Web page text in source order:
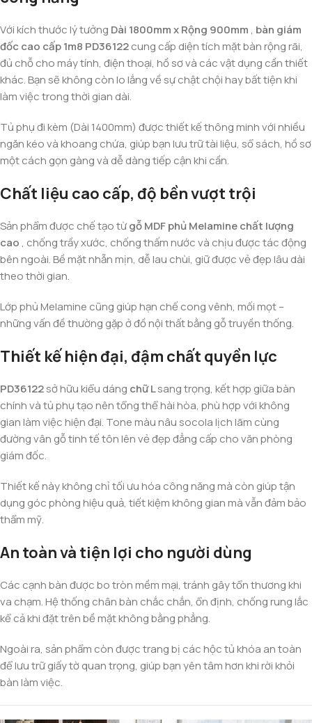
Với kích thước lý tưởng Dài 1800mm x Rộng 900mm, bàn giám
đốc cao cấp 1m8 PD36122cung cấp diện tích mặt bàn rộng rãi,
đủ chỗ cho máy tính, điện thoại, hồ sơ và các vật dụng cần thiết
khác. Bạn sẽ không còn lo lắng về sự chật chội hay bất tiện khi
làm việc trong thời gian dài.
Tủ phụ đi kèm (Dài 1400mm) được thiết kế thông minh với nhiều
ngăn kéo và khoang chứa, giúp bạn lưu trữ tài liệu, sổ sách, hồ sơ
một cách gọn gàng và dễ dàng tiếp cận khi cần.
Chất liệu cao cấp, độ bền vượt trội
Sản phẩm được chế tạo từgỗ MDF phủ Melamine chất lượng
cao, chống trầy xước, chống thấm nước và chịu được tác động
bên ngoài. Bề mặt nhẵn mịn, dễ lau chùi, giữ được vẻ đẹp lâu dài
theo thời gian.
Lớp phủ Melamine cũng giúp hạn chế cong vênh, mối mọt –
những vấn đề thường gặp ở đồ nội thất bằng gỗ truyền thống.
Thiết kế hiện đại, đậm chất quyền lực
PD36122sở hữu kiểu dáng chữ Lsang trọng, kết hợp giữa bàn
chính và tủ phụ tạo nên tổng thể hài hòa, phù hợp với không
gian làm việc hiện đại. Tone màu nâu socola lịch lãm cùng
đường vân gỗ tinh tế tôn lên vẻ đẹp đẳng cấp cho văn phòng
giám đốc.
Thiết kế này không chỉ tối ưu hóa công năng mà còn giúp tận
dụng góc phòng hiệu quả, tiết kiệm không gian mà vẫn đảm bảo
thẩm mỹ.
An toàn và tiện lợi cho người dùng
Các cạnh bàn được bo tròn mềm mại, tránh gây tổn thương khi
va chạm. Hệ thống chân bàn chắc chắn, ổn định, chống rung lắc
kể cả khi đặt trên bề mặt không bằng phẳng.
Ngoài ra, sản phẩm còn được trang bị các hộc tủ khóa an toàn
để lưu trữ giấy tờ quan trọng, giúp bạn yên tâm hơn khi rời khỏi
bàn làm việc.